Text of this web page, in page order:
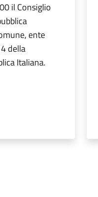
il Consiglio
ente
della
Italiana.